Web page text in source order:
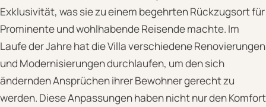
Exklusivität, was sie zu einem begehrten Rückzugsort für
Prominente und wohlhabende Reisende machte. Im
Laufe der Jahre hat die Villa verschiedene Renovierungen
und Modernisierungen durchlaufen, um den sich
ändernden Ansprüchen ihrer Bewohner gerecht zu
werden. Diese Anpassungen haben nicht nur den Komfort